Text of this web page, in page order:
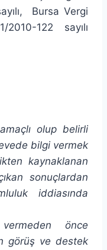
Bursa Vergi
2010-122 sayılı
olup belirli
bilgi vermek
kaynaklanan
sonuçlardan
iddiasında
önce
görüş ve destek